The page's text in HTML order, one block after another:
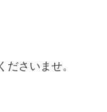
ださいませ。